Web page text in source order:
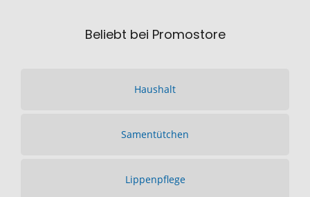
Beliebt bei Promostore
Haushalt
Samentütchen
Lippenpflege